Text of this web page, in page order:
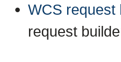
WCS request
request